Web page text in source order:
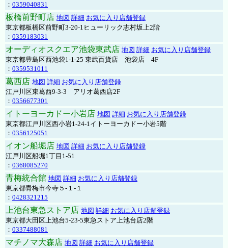
： 0359040831
板橋前野町店 地図 詳細 お気に入り店舗登録
東京都板橋区前野町3-20-1ヒューリック志村坂上2階
： 0359183031
オーディオスクエア池袋東武店 地図 詳細 お気に入り店舗登録
東京都豊島区西池袋1-1-25 東武百貨店 池袋店 4F
： 0359531011
葛西店 地図 詳細 お気に入り店舗登録
江戸川区東葛西9-3-3 アリオ葛西店2F
： 0356677301
イトーヨーカドー小岩店 地図 詳細 お気に入り店舗登録
東京都江戸川区西小岩1-24-1イトーヨーカドー小岩5階
： 0356125051
イオン船堀店 地図 詳細 お気に入り店舗登録
江戸川区船堀1丁目1-51
： 0368085270
青梅統合館 地図 詳細 お気に入り店舗登録
東京都青梅市今寺５-１-１
： 0428321215
上池台東急ストア店 地図 詳細 お気に入り店舗登録
東京都大田区上池台5-23-5東急ストア上池台店2階
： 0337488081
マチノマ大森店 地図 詳細 お気に入り店舗登録